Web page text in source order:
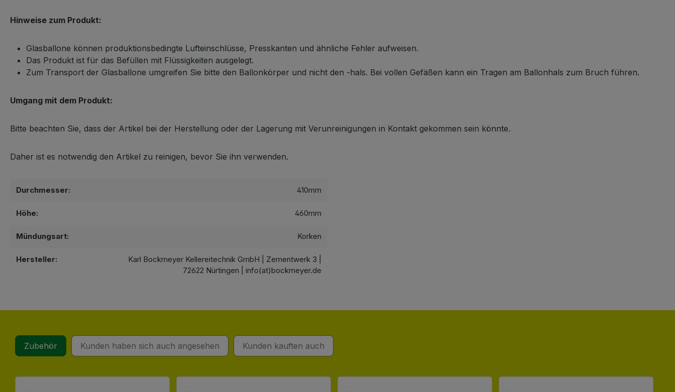
Hinweise zum Produkt:
Glasballone können produktionsbedingte Lufteinschlüsse, Presskanten und ähnliche Fehler aufweisen.
Das Produkt ist für das Befüllen mit Flüssigkeiten ausgelegt.
Zum Transport der Glasballone umgreifen Sie bitte den Ballonkörper und nicht den -hals. Bei vollen Gefäßen kann ein Tragen am Ballonhals zum Bruch führen.
Umgang mit dem Produkt:
Bitte beachten Sie, dass der Artikel bei der Herstellung oder der Lagerung mit Verunreinigungen in Kontakt gekommen sein könnte.
Daher ist es notwendig den Artikel zu reinigen, bevor Sie ihn verwenden.
Durchmesser: 410mm
Höhe: 460mm
Mündungsart: Korken
Hersteller:
Karl Bockmeyer Kellereitechnik GmbH | Zementwerk 3 |
72622 Nürtingen | info(at)bockmeyer.de
Zubehör Kunden haben sich auch angesehen Kunden kauften auch
Produktgalerie überspringen